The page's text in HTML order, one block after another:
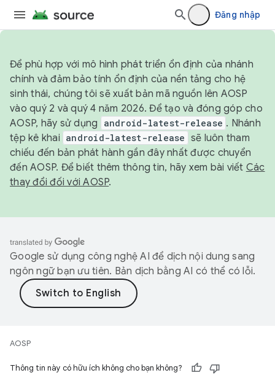
Đăng nhập
Để phù hợp với mô hình phát triển ổn định của nhánh
chính và đảm bảo tính ổn định của nền tảng cho hệ
sinh thái, chúng tôi sẽ xuất bản mã nguồn lên AOSP
vào quý 2 và quý 4 năm 2026. Để tạo và đóng góp cho
AOSP, hãy sử dụng
android-latest-release . Nhánh
tệp kê khai android-latest-release sẽ luôn tham
chiếu đến bản phát hành gần đây nhất được chuyển
đến AOSP. Để biết thêm thông tin, hãy xem bài viết Các
thay đổi đối với AOSP.
Google sử dụng công nghệ AI để dịch nội dung sang
ngôn ngữ bạn ưu tiên. Bản dịch bằng AI có thể có lỗi.
AOSP
Thông tin này có hữu ích không cho bạn không?